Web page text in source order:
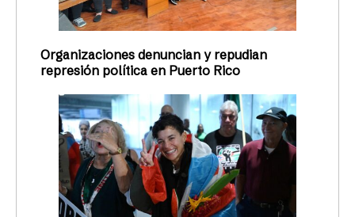
Organizaciones denuncian y repudian
represión política en Puerto Rico